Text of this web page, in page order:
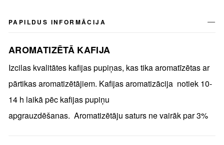
PAPILDUS INFORMĀCIJA
AROMATIZĒTĀ KAFIJA
Izcilas kvalitātes kafijas pupiņas, kas tika aromatīzētas ar
pārtikas aromatizētājiem. Kafijas aromatizācija notiek 10-
14 h laikā pēc kafijas pupiņu
apgrauzdēšanas. Aromatizētāju saturs ne vairāk par 3%